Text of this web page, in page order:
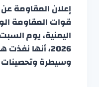
إعلان المقاومة
قوات المقاومة
2026، أنها
وسيطرة